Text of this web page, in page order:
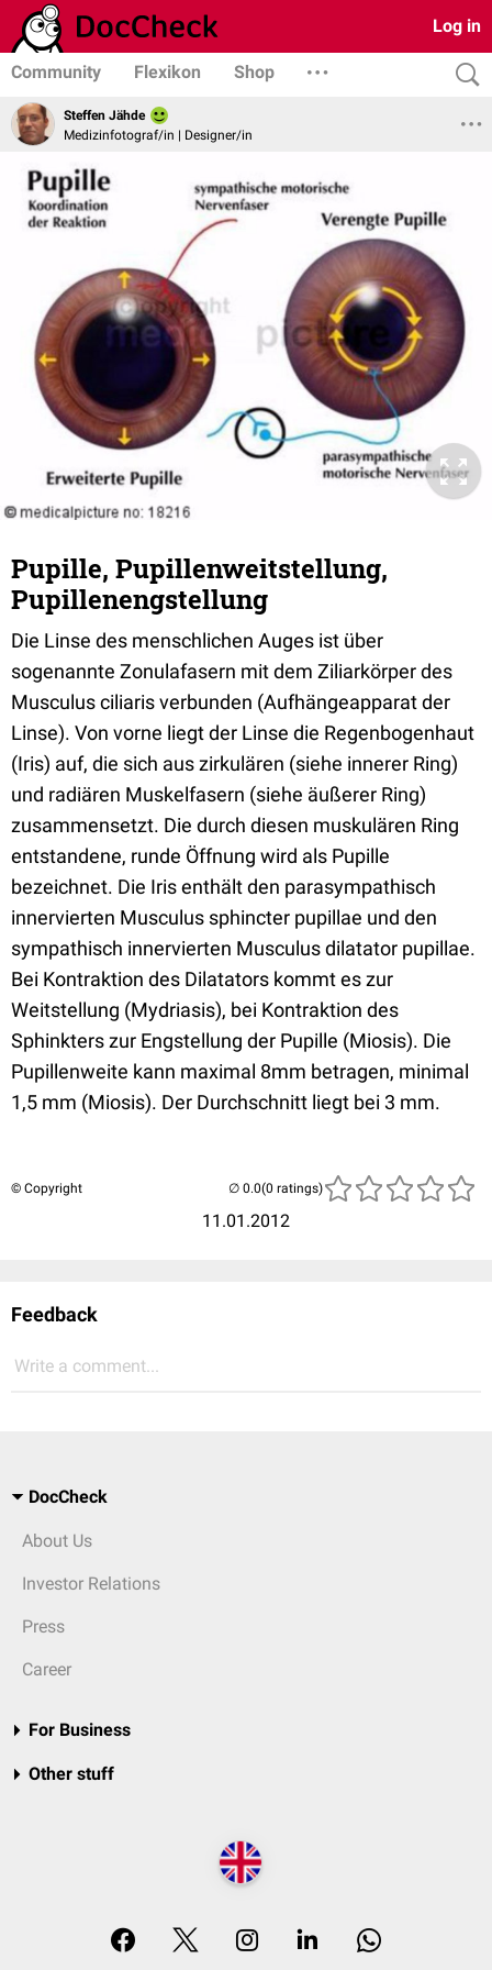
Log in
Community Flexikon Shop
Steffen Jähde
Medizinfotograf/in | Designer/in
Pupille, Pupillenweitstellung,
Pupillenengstellung
Die Linse des menschlichen Auges ist über
sogenannte Zonulafasern mit dem Ziliarkörper des
Musculus ciliaris verbunden (Aufhängeapparat der
Linse). Von vorne liegt der Linse die Regenbogenhaut
(Iris) auf, die sich aus zirkulären (siehe innerer Ring)
und radiären Muskelfasern (siehe äußerer Ring)
zusammensetzt. Die durch diesen muskulären Ring
entstandene, runde Öffnung wird als Pupille
bezeichnet. Die Iris enthält den parasympathisch
innervierten Musculus sphincter pupillae und den
sympathisch innervierten Musculus dilatator pupillae.
Bei Kontraktion des Dilatators kommt es zur
Weitstellung (Mydriasis), bei Kontraktion des
Sphinkters zur Engstellung der Pupille (Miosis). Die
Pupillenweite kann maximal 8mm betragen, minimal
1,5 mm (Miosis). Der Durchschnitt liegt bei 3 mm.
© Copyright
11.01.2012
(0 ratings)
Feedback
Write a comment...
DocCheck
About Us
Investor Relations
Press
Career
For Business
Other stuff